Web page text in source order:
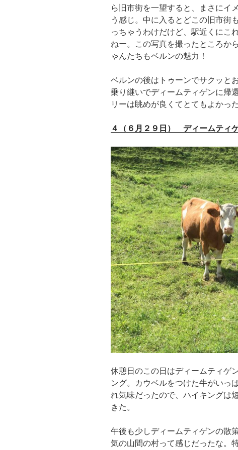
ら旧市街を一望すると、まさにイ
う感じ。中に入るとどこの旧市街
っちゃうわけだけど、駅近くにこ
ねー。この写真を撮ったところか
ゃんたちもベルンの魅力！
ベルンの後はトゥーンでサクッと
乗り継いでディームティゲンに帰
リーは眺めが良くてとてもよかった
４（６月２９日） ディームティ
休憩日のこの日はディームティゲ
ング。カウベルをつけた牛がいっ
れ気味だったので、ハイキングは
きた。
午後も少しディームティゲンの散
気の山間の村って感じだったな。